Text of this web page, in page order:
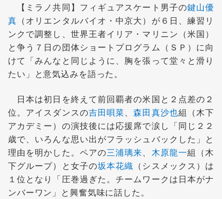
【ミラノ共同】フィギュアスケート男子の鍵山優
真 （オリエンタルバイオ・中京大）が６日、練習リ
ンクで調整し、世界王者イリア・マリニン（米国）
と争う７日の団体ショートプログラム（ＳＰ）に向
けて「みんなと同じように、胸を張って堂々と滑り
たい」と意気込みを語った。
日本は初日を終えて前回覇者の米国と２点差の２
位。アイスダンスの吉田唄菜、森田真沙也組（木下
アカデミー）の演技後には応援席で涙し「同じ２２
歳で、いろんな思い出がフラッシュバックした」と
理由を明かした。ペアの三浦璃来、 木原龍一組（木
下グループ）と女子の坂本花織 （シスメックス）は
１位となり「圧巻過ぎた。チームワークは日本がナ
ンバーワン」と興奮気味に話した。